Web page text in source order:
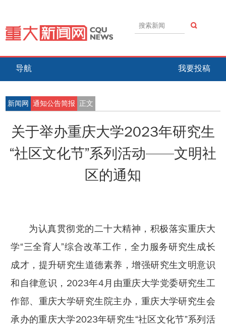
导航 我要投稿
新闻网 通知公告简报 正文
关于举办重庆大学2023年研究生
“社区文化节”系列活动——文明社
区的通知
为认真贯彻党的二十大精神，积极落实重庆大
学“三全育人”综合改革工作，全力服务研究生成长
成才，提升研究生道德素养，增强研究生文明意识
和自律意识，2023年4月由重庆大学党委研究生工
作部、重庆大学研究生院主办，重庆大学研究生会
承办的重庆大学2023年研究生“社区文化节”系列活